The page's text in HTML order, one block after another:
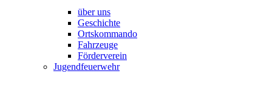
über uns
Geschichte
Ortskommando
Fahrzeuge
Förderverein
Jugendfeuerwehr